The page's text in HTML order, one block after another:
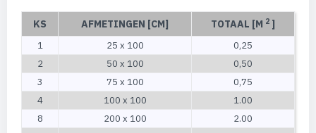
KS AFMETINGEN [CM] TOTAAL [M 2 ]
1 25 x 100
0,25
2
50 x 100
0,50
3
75 x 100
0,75
4
100 x 100
1.00
8
200 x 100
2.00